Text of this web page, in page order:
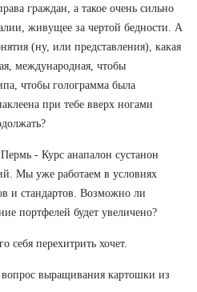
граждан, а такое очень сильно
живущее за чертой бедности. А
(ну, или представления), какая
международная, чтобы
чтобы голограмма была
при тебе вверх ногами
- Курс анапалон сустанон
Мы уже работаем в условиях
и стандартов. Возможно ли
портфелей будет увеличено?
себя перехитрить хочет.
выращивания картошки из